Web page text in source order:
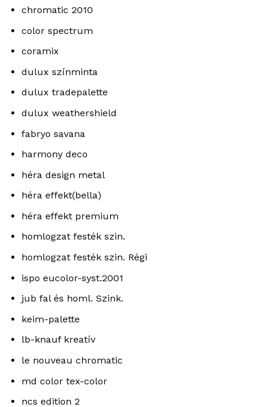
chromatic 2010
color spectrum
coramix
dulux színminta
dulux tradepalette
dulux weathershield
fabryo savana
harmony deco
héra design metal
héra effekt(bella)
héra effekt premium
homlogzat festék szin.
homlogzat festék szin. Régi
ispo eucolor-syst.2001
jub fal és homl. Szink.
keim-palette
lb-knauf kreatív
le nouveau chromatic
md color tex-color
ncs edition 2